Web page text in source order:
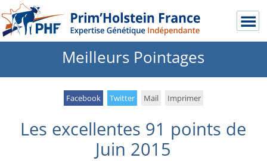
Meilleurs Pointages
Facebook Twitter Mail Imprimer
Les excellentes 91 points de
Juin 2015